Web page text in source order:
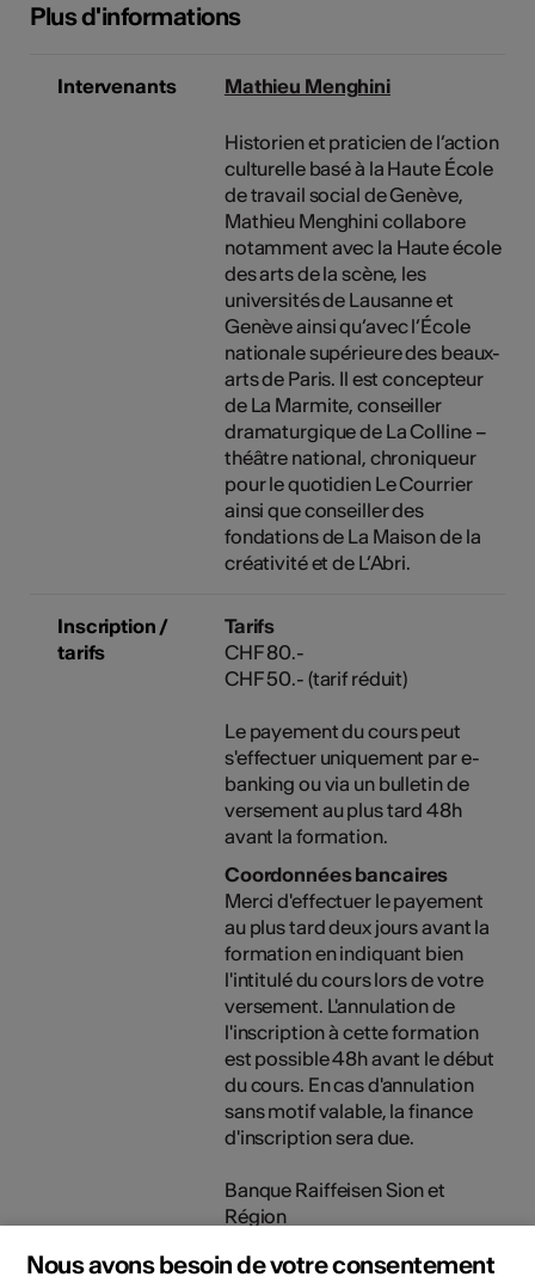
Plus d'informations
Intervenants Mathieu Menghini
Historien et praticien de l’action
culturelle basé à la Haute École
de travail social de Genève,
Mathieu Menghini collabore
notamment avec la Haute école
des arts de la scène, les
universités de Lausanne et
Genève ainsi qu’avec l’École
nationale supérieure des beaux-
arts de Paris. Il est concepteur
de La Marmite, conseiller
dramaturgique de La Colline –
théâtre national, chroniqueur
pour le quotidien Le Courrier
ainsi que conseiller des
fondations de La Maison de la
créativité et de L’Abri.
Inscription /
tarifs
Tarifs
CHF 80.-
CHF 50.- (tarif réduit)
Le payement du cours peut
s'effectuer uniquement par e-
banking ou via un bulletin de
versement au plus tard 48h
avant la formation.
Coordonnées bancaires
Merci d'effectuer le payement
au plus tard deux jours avant la
formation en indiquant bien
l'intitulé du cours lors de votre
versement. L'annulation de
l'inscription à cette formation
est possible 48h avant le début
du cours. En cas d'annulation
sans motif valable, la finance
d'inscription sera due.
Banque Raiffeisen Sion et
Région
compte: 19-82-4
Nous avons besoin de votre consentement